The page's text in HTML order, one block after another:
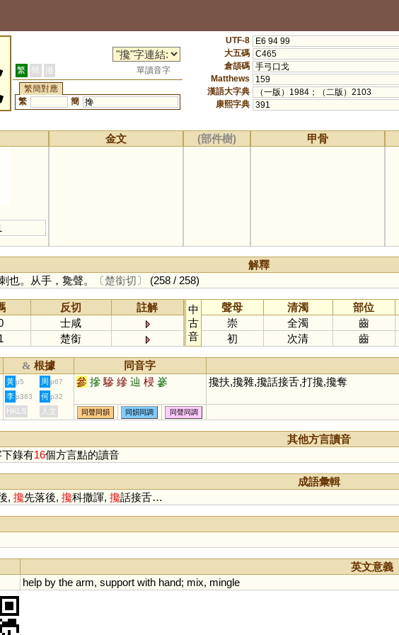
繁 簡 港
單讀音字
繁簡對應
繁
簡 搀
UTF-8
E6 94 99
大五碼 C465
倉頡碼 手弓口戈
Matthews
159
漢語大字典
（一版）1984；（二版）2103
康熙字典 391
金文 (部件樹) 甲骨
解釋
也。从手，毚聲。 〔楚銜切〕 (258 / 258)
反切
註解
士咸
楚銜
中
古
音
聲母 清濁 部位
崇
全濁 齒
初
次清 齒
& 根據 同音字
黃 p5 周 p67 參 摻 驂 縿 辿 梫 嵾 攙扶,攙雜,攙話接舌,打攙,攙奪
李 p363 何 p32
HKLS 人文 同聲同韻 同韻同調 同聲同調
其他方言讀音
錄有16個方言點的讀音
成語彙輯
, 攙先落後, 攙科撒諢, 攙話接舌…
英文意義
help by the arm, support with hand; mix, mingle